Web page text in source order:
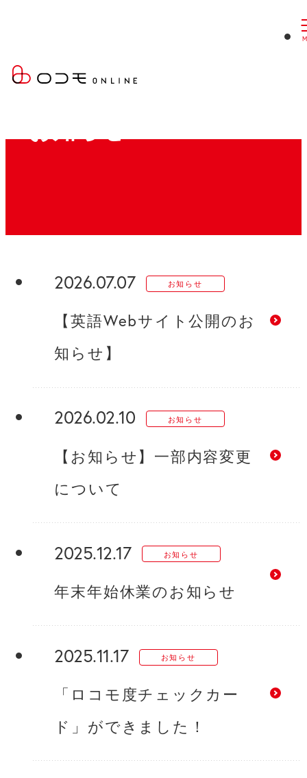
現
位
2026.07.07 お知らせ
【英語Webサイト公開のお
知らせ】
2026.02.10 お知らせ
【お知らせ】一部内容変更
について
2025.12.17 お知らせ
年末年始休業のお知らせ
2025.11.17 お知らせ
「ロコモ度チェックカー
ド」ができました！